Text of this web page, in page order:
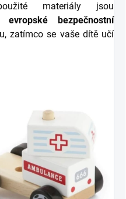
materiály jsou
bezpečnostní
zatímco se vaše dítě učí